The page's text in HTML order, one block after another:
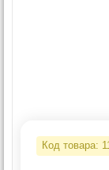
Код товара: